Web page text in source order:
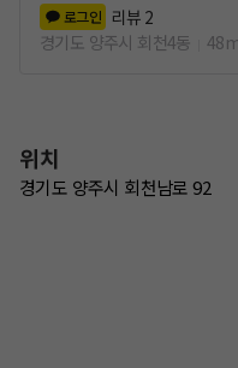
로그인 리뷰 2
경기도 양주시 회천4동
위치
경기도 양주시 회천남로 92